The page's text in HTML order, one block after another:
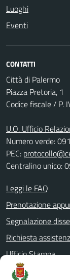
Luoghi
Eventi
CONTATTI
Città di Palermo
Piazza Pretoria, 1
Codice fiscale / P.
U.O. Ufficio
Numero verde:
PEC:
Centralino unico:
Leggi le FAQ
Prenotazione
Segnalazione
Richiesta
Ufficio Stampa
Amministrazione